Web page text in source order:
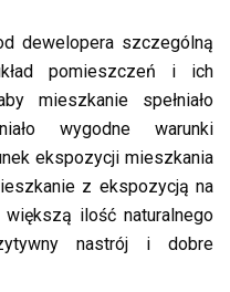
dewelopera szczególną
pomieszczeń i ich
mieszkanie spełniało
wygodne warunki
ekspozycji mieszkania
z ekspozycją na
ilość naturalnego
nastrój i dobre